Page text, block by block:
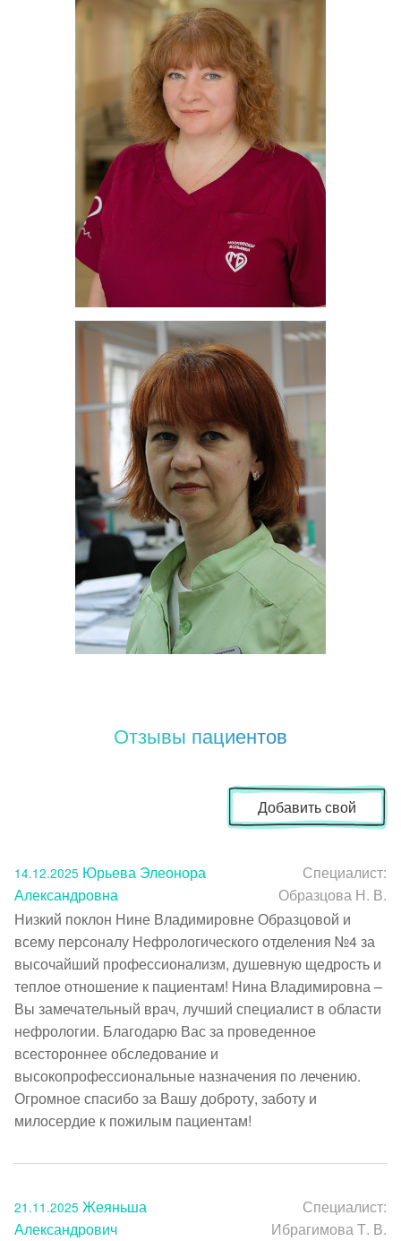
Отзывы пациентов
Добавить свой
14.12.2025 Юрьева Элеонора
Александровна
Специалист:
Образцова Н. В.
Низкий поклон Нине Владимировне Образцовой и
всему персоналу Нефрологического отделения №4 за
высочайший профессионализм, душевную щедрость и
теплое отношение к пациентам! Нина Владимировна –
Вы замечательный врач, лучший специалист в области
нефрологии. Благодарю Вас за проведенное
всестороннее обследование и
высокопрофессиональные назначения по лечению.
Огромное спасибо за Вашу доброту, заботу и
милосердие к пожилым пациентам!
21.11.2025 Жеяньша
Александрович
Специалист:
Ибрагимова Т. В.